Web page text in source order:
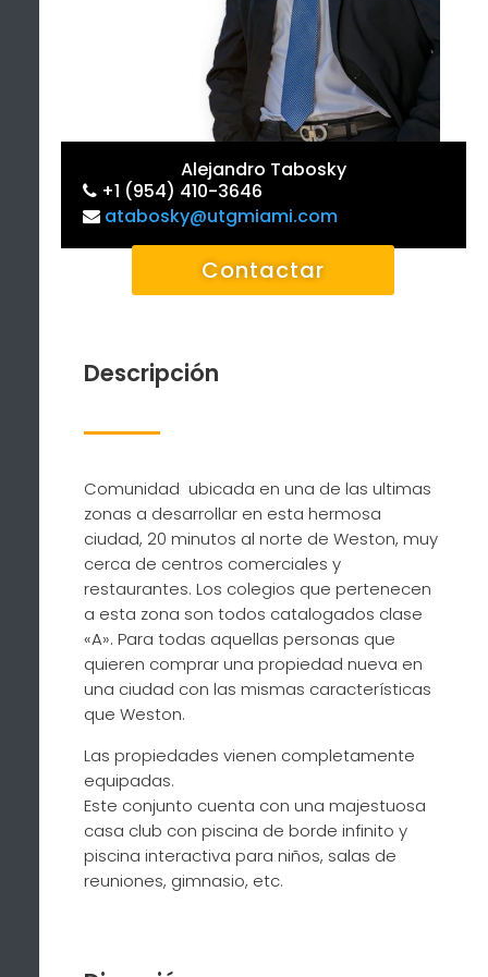
Alejandro Tabosky
+1 (954) 410-3646
atabosky@utgmiami.com
Contactar
Descripción
Comunidad ubicada en una de las ultimas
zonas a desarrollar en esta hermosa
ciudad, 20 minutos al norte de Weston, muy
cerca de centros comerciales y
restaurantes. Los colegios que pertenecen
a esta zona son todos catalogados clase
«A». Para todas aquellas personas que
quieren comprar una propiedad nueva en
una ciudad con las mismas características
que Weston.
Las propiedades vienen completamente
equipadas.
Este conjunto cuenta con una majestuosa
casa club con piscina de borde infinito y
piscina interactiva para niños, salas de
reuniones, gimnasio, etc.